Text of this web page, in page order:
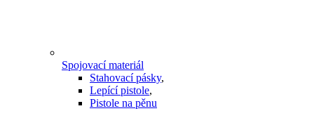
Spojovací materiál
Stahovací pásky,
Lepící pistole,
Pistole na pěnu